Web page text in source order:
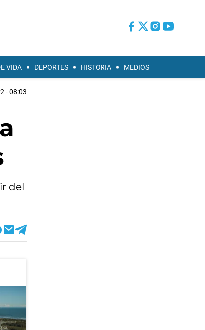
VIDA DEPORTES HISTORIA MEDIOS
- 08:03
del